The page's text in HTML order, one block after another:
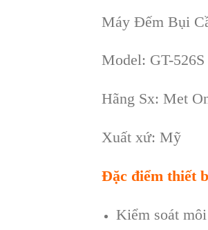
Máy Đếm Bụi
Model: GT-526S
Hãng Sx: Met
Xuất xứ: Mỹ
Đặc điểm thiết
Kiểm soát